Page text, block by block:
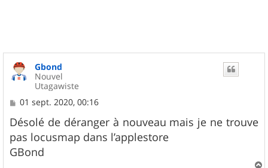
Gbond
Nouvel
Utagawiste
M
s
s
a
g
e
01 sept. 2020, 00:16
Désolé de déranger à nouveau mais je ne trouve
pas locusmap dans l’applestore
GBond